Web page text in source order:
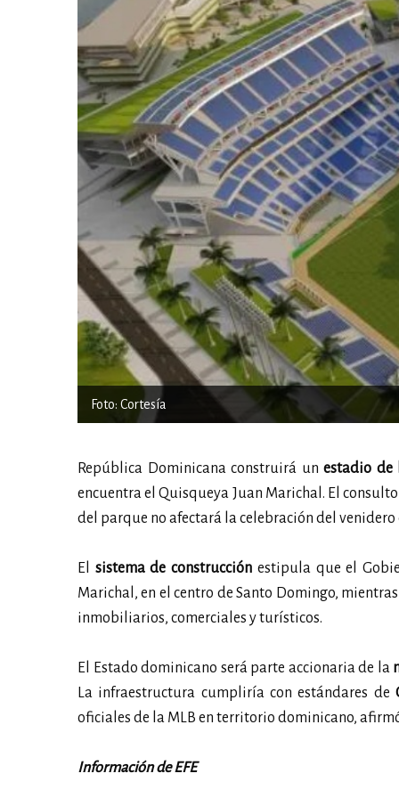
Foto: Cortesía
República Dominicana construirá un estadio de
encuentra el Quisqueya Juan Marichal. El
del parque no afectará la celebración del
El sistema de construcción estipula que el
Marichal, en el centro de Santo Domingo,
inmobiliarios, comerciales y turísticos.
El Estado dominicano será parte accionaria de la
La infraestructura cumpliría con estándares de
oficiales de la MLB en territorio dominicano,
Información de EFE